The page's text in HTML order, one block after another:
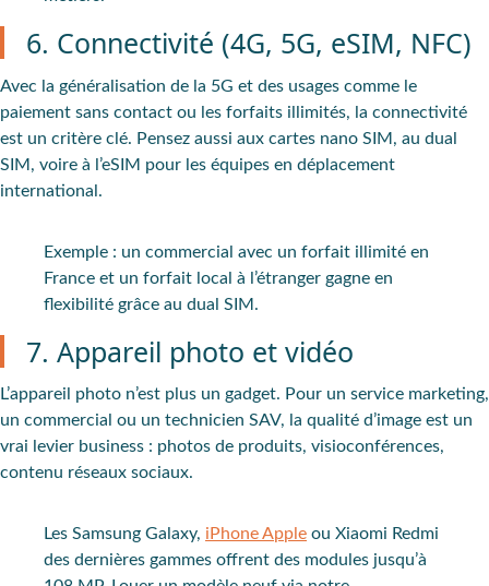
6. Connectivité (4G, 5G, eSIM, NFC)
Avec la généralisation de la 5G et des usages comme le
paiement sans contact ou les forfaits illimités, la connectivité
est un critère clé. Pensez aussi aux cartes nano SIM, au dual
SIM, voire à l’eSIM pour les équipes en déplacement
international.
Exemple : un commercial avec un forfait illimité en
France et un forfait local à l’étranger gagne en
flexibilité grâce au dual SIM.
7. Appareil photo et vidéo
L’appareil photo n’est plus un gadget. Pour un service marketing,
un commercial ou un technicien SAV, la qualité d’image est un
vrai levier business : photos de produits, visioconférences,
contenu réseaux sociaux.
Les Samsung Galaxy, iPhone Apple ou Xiaomi Redmi
des dernières gammes offrent des modules jusqu’à